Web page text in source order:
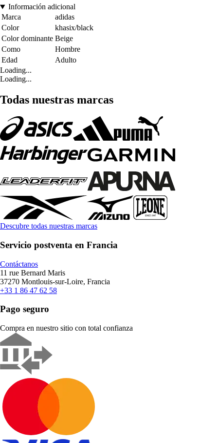
Información adicional
Marca
adidas
Color
khasix/black
Color dominante Beige
Como
Hombre
Edad
Adulto
Loading...
Loading...
Todas nuestras marcas
Descubre todas nuestras marcas
Servicio postventa en Francia
Contáctanos
11 rue Bernard Maris
37270 Montlouis-sur-Loire, Francia
+33 1 86 47 62 58
Pago seguro
Compra en nuestro sitio con total confianza